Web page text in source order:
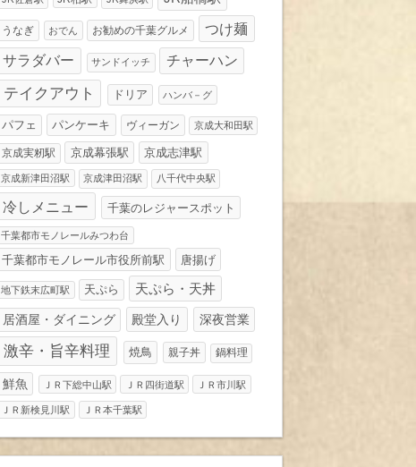
うなぎ おでん お勧めの千葉グルメ つけ麺
サラダバー サンドイッチ チャーハン
テイクアウト ドリア ハンバ－グ
パフェ パンケーキ ヴィーガン 京成大和田駅
京成実籾駅 京成幕張駅 京成志津駅
京成新津田沼駅 京成津田沼駅 八千代中央駅
冷しメニュー 千葉のレジャースポット
千葉都市モノレールみつわ台
千葉都市モノレール市役所前駅 唐揚げ
地下鉄末広町駅 天ぷら 天ぷら・天丼
居酒屋・ダイニング 殿堂入り 深夜営業
激辛・旨辛料理 焼鳥 親子丼 鍋料理
鮮魚 ＪＲ下総中山駅 ＪＲ四街道駅 ＪＲ市川駅
ＪＲ新検見川駅 ＪＲ本千葉駅